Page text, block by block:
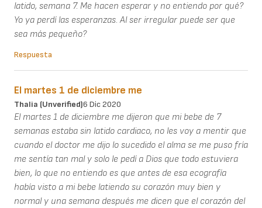
latido, semana 7. Me hacen esperar y no entiendo por qué?
Yo ya perdí las esperanzas. Al ser irregular puede ser que
sea más pequeño?
Respuesta
El martes 1 de diciembre me
Thalia (unverified)6 Dic 2020
El martes 1 de diciembre me dijeron que mi bebe de 7
semanas estaba sin latido cardiaco, no les voy a mentir que
cuando el doctor me dijo lo sucedido el alma se me puso fría
me sentía tan mal y solo le pedí a Dios que todo estuviera
bien, lo que no entiendo es que antes de esa ecografía
había visto a mi bebe latiendo su corazón muy bien y
normal y una semana después me dicen que el corazón del